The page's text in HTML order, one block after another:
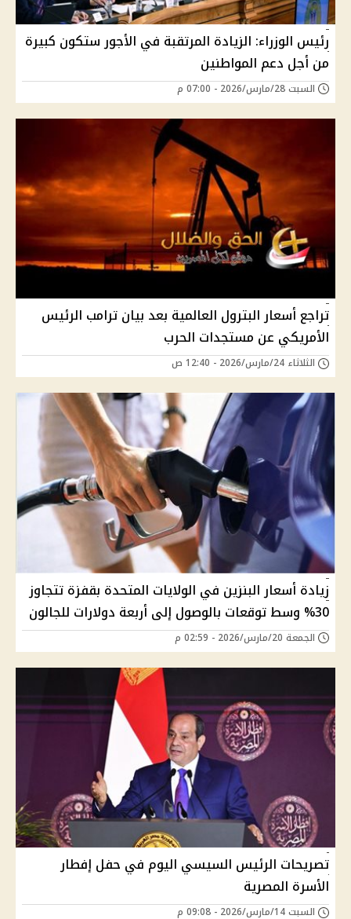
رئيس الوزراء: الزيادة المرتقبة في الأجور ستكون كبيرة
من أجل دعم المواطنين
السبت 28/مارس/2026 - 07:00 م
تراجع أسعار البترول العالمية بعد بيان ترامب الرئيس
الأمريكي عن مستجدات الحرب
الثلاثاء 24/مارس/2026 - 12:40 ص
زيادة أسعار البنزين في الولايات المتحدة بقفزة تتجاوز
30% وسط توقعات بالوصول إلى أربعة دولارات للجالون
الجمعة 20/مارس/2026 - 02:59 م
تصريحات الرئيس السيسي اليوم في حفل إفطار
الأسرة المصرية
السبت 14/مارس/2026 - 09:08 م